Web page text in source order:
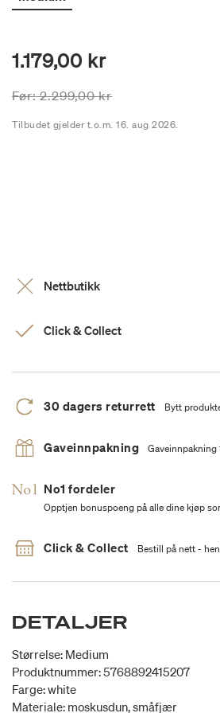
1.179,00 kr
Prisen er nedsatt fra
Før:2.299,00 krtil
Tilbudet gjelder t.o.m. 16. aug 2026.
Nettbutikk
Click & Collect
30 dagers returrett Bytt
Gaveinnpakning Gaveinnpakning
No1 fordeler
Opptjen bonuspoeng på alle dine kjøp
Click & Collect Bestill på nett -
DETALJER
Størrelse: Medium
Produktnummer: 5768892415207
Farge: white
Materiale: moskusdun, småfjær